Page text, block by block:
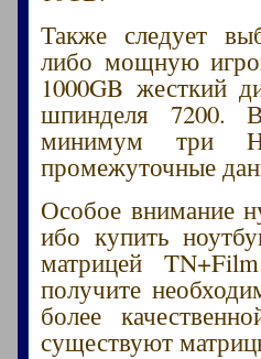
Также следует
либо мощную
1000GB жесткий
шпинделя 7200.
минимум три
промежуточные
Особое внимание
ибо купить
матрицей
получите
более
существуют